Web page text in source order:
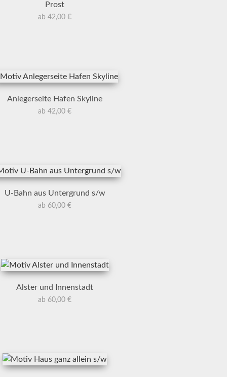
Prost
ab 42,00 €
Anlegerseite Hafen Skyline
ab 42,00 €
U-Bahn aus Untergrund s/w
ab 60,00 €
Alster und Innenstadt
ab 60,00 €